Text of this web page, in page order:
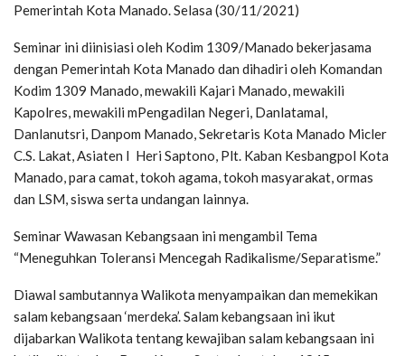
Pemerintah Kota Manado. Selasa (30/11/2021)
Seminar ini diinisiasi oleh Kodim 1309/Manado bekerjasama
dengan Pemerintah Kota Manado dan dihadiri oleh Komandan
Kodim 1309 Manado, mewakili Kajari Manado, mewakili
Kapolres, mewakili mPengadilan Negeri, Danlatamal,
Danlanutsri, Danpom Manado, Sekretaris Kota Manado Micler
C.S. Lakat, Asiaten I Heri Saptono, Plt. Kaban Kesbangpol Kota
Manado, para camat, tokoh agama, tokoh masyarakat, ormas
dan LSM, siswa serta undangan lainnya.
Seminar Wawasan Kebangsaan ini mengambil Tema
“Meneguhkan Toleransi Mencegah Radikalisme/Separatisme.”
Diawal sambutannya Walikota menyampaikan dan memekikan
salam kebangsaan ‘merdeka’. Salam kebangsaan ini ikut
dijabarkan Walikota tentang kewajiban salam kebangsaan ini